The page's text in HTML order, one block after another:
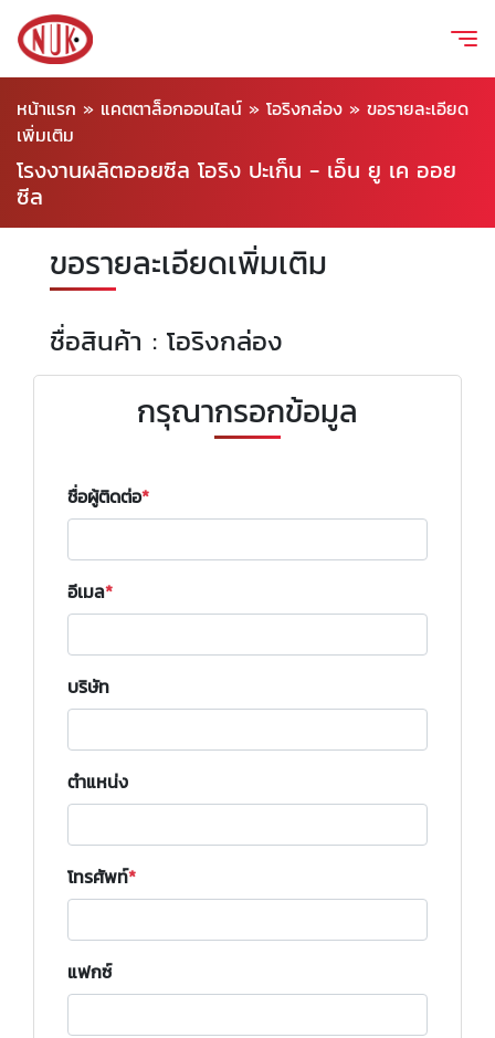
หน้าแรก » แคตตาล็อกออนไลน์ » โอริงกล่อง » ขอรายละเอียด
เพิ่มเติม
โรงงานผลิตออยซีล โอริง ปะเก็น - เอ็น ยู เค ออย
ซีล
ขอรายละเอียดเพิ่มเติม
ชื่อสินค้า : โอริงกล่อง
กรุณากรอกข้อมูล
ชื่อผู้ติดต่อ
อีเมล
บริษัท
ตำแหน่ง
โทรศัพท์
แฟกซ์